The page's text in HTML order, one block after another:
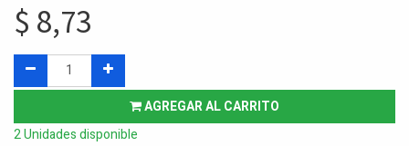
$ 8,73
AGREGAR AL CARRITO
2 Unidades disponible